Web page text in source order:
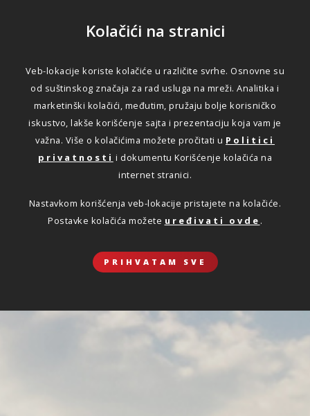
Kolačići na stranici
Veb-lokacije koriste kolačiće u različite svrhe. Osnovne su
od suštinskog značaja za rad usluga na mreži. Analitika i
marketinški kolačići, međutim, pružaju bolje korisničko
iskustvo, lakše korišćenje sajta i prezentaciju koja vam je
važna. Više o kolačićima možete pročitati u Politici
privatnosti i dokumentu Korišćenje kolačića na
internet stranici.
Nastavkom korišćenja veb-lokacije pristajete na kolačiće.
Postavke kolačića možete uređivati ovde .
PRIHVATAM SVE